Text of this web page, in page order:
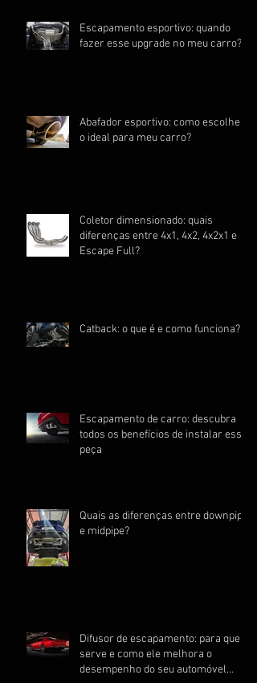
Escapamento esportivo: quando
fazer esse upgrade no meu carro?
Abafador esportivo: como escolher
o ideal para meu carro?
Coletor dimensionado: quais
diferenças entre 4x1, 4x2, 4x2x1 e
Escape Full?
Catback: o que é e como funciona?
Escapamento de carro: descubra
todos os benefícios de instalar essa
peça
Quais as diferenças entre downpipe
e midpipe?
Difusor de escapamento: para que
serve e como ele melhora o
desempenho do seu automóvel